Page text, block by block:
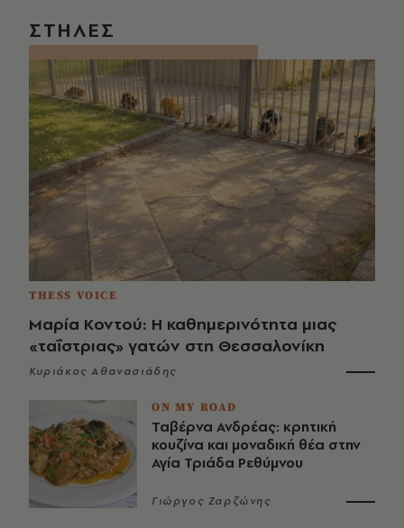
ΣΤΗΛΕΣ
THESS VOICE
Μαρία Κοντού: Η καθημερινότητα μιας
«ταΐστριας» γατών στη Θεσσαλονίκη
Κυριάκος Αθανασιάδης
ON MY ROAD
Ταβέρνα Ανδρέας: κρητική
κουζίνα και μοναδική θέα στην
Αγία Τριάδα Ρεθύμνου
Γιώργος Ζαρζώνης